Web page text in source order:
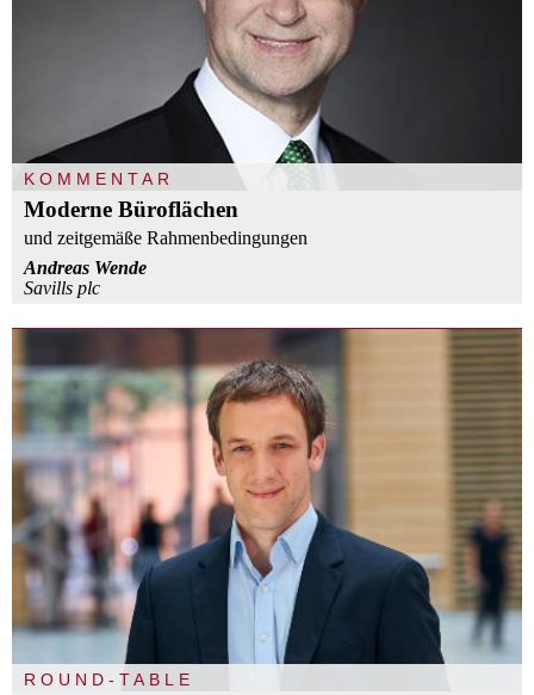
KOMMENTAR
Moderne Büroflächen
und zeitgemäße Rahmenbedingungen
Andreas Wende
Savills plc
ROUND-TABLE